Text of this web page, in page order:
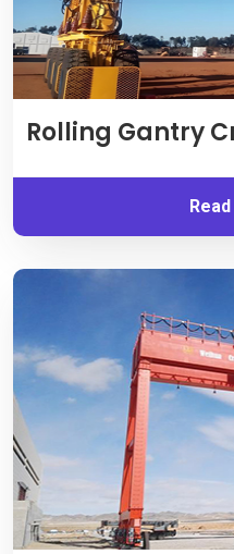
Rolling Gantry